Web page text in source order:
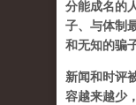
分能成名的
子、与体制
和无知的骗子
新闻和时评
容越来越少